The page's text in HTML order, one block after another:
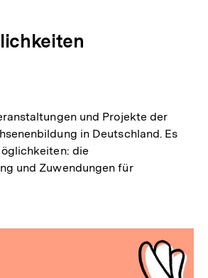
und Projekte der
in Deutschland. Es
die
und Zuwendungen für